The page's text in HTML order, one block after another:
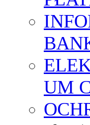
UM